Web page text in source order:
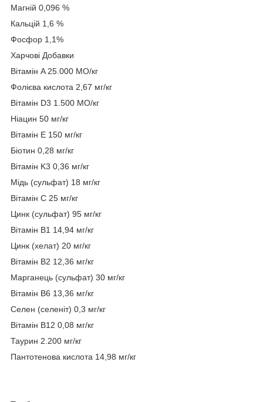
Магній 0,096 %
Кальцій 1,6 %
Фосфор 1,1%
Харчові Добавки
Вітамін A 25.000 МО/кг
Фолієва кислота 2,67 мг/кг
Вітамін D3 1.500 МО/кг
Ніацин 50 мг/кг
Вітамін E 150 мг/кг
Біотин 0,28 мг/кг
Вітамін K3 0,36 мг/кг
Мідь (сульфат) 18 мг/кг
Вітамін C 25 мг/кг
Цинк (сульфат) 95 мг/кг
Вітамін B1 14,94 мг/кг
Цинк (хелат) 20 мг/кг
Вітамін B2 12,36 мг/кг
Марганець (сульфат) 30 мг/кг
Вітамін B6 13,36 мг/кг
Селен (селеніт) 0,3 мг/кг
Вітамін B12 0,08 мг/кг
Таурин 2.200 мг/кг
Пантотенова кислота 14,98 мг/кг